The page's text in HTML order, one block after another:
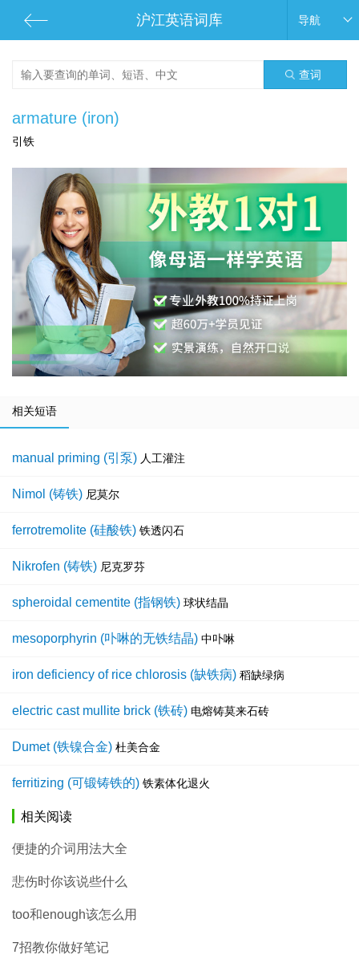
沪江英语词库 导航
查词
armature (iron)
引铁
相关短语
manual priming (引泵) 人工灌注
Nimol (铸铁) 尼莫尔
ferrotremolite (硅酸铁) 铁透闪石
Nikrofen (铸铁) 尼克罗芬
spheroidal cementite (指钢铁) 球状结晶
mesoporphyrin (卟啉的无铁结晶) 中卟啉
iron deficiency of rice chlorosis (缺铁病) 稻缺绿病
electric cast mullite brick (铁砖) 电熔铸莫来石砖
Dumet (铁镍合金) 杜美合金
ferritizing (可锻铸铁的) 铁素体化退火
相关阅读
便捷的介词用法大全
悲伤时你该说些什么
too和enough该怎么用
7招教你做好笔记